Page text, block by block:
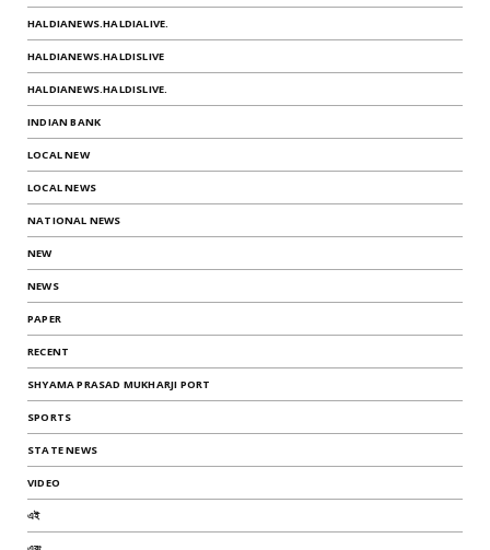
HALDIANEWS.HALDIALIVE.
HALDIANEWS.HALDISLIVE
HALDIANEWS.HALDISLIVE.
INDIAN BANK
LOCAL NEW
LOCAL NEWS
NATIONAL NEWS
NEW
NEWS
PAPER
RECENT
SHYAMA PRASAD MUKHARJI PORT
SPORTS
STATE NEWS
VIDEO
এই